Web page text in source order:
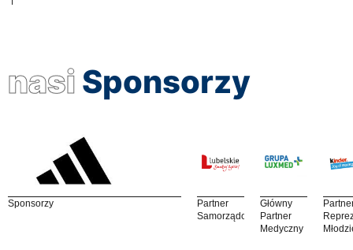
nasi Sponsorzy
Sponsorzy
Partner
Samorządowy
Główny
Partner
Medyczny